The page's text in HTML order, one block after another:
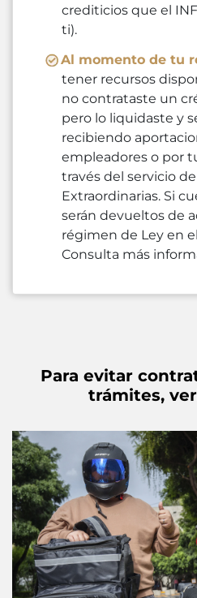
crediticios que el
ti).
Al momento de tu
tener recursos
no contrataste un
pero lo liquidaste y
recibiendo
empleadores o por
través del servicio
Extraordinarias. Si
serán devueltos de
régimen de Ley en
Consulta más
Para evitar
trámites,